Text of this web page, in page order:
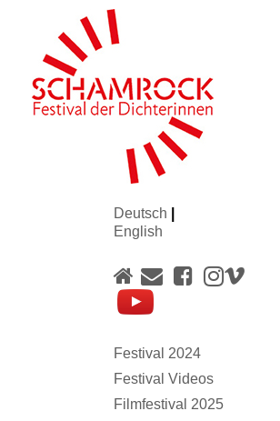
Deutsch
English
Festival 2024
Festival Videos
Filmfestival 2025